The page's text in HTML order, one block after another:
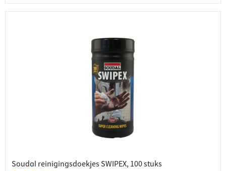
Soudal reinigingsdoekjes SWIPEX, 100 stuks